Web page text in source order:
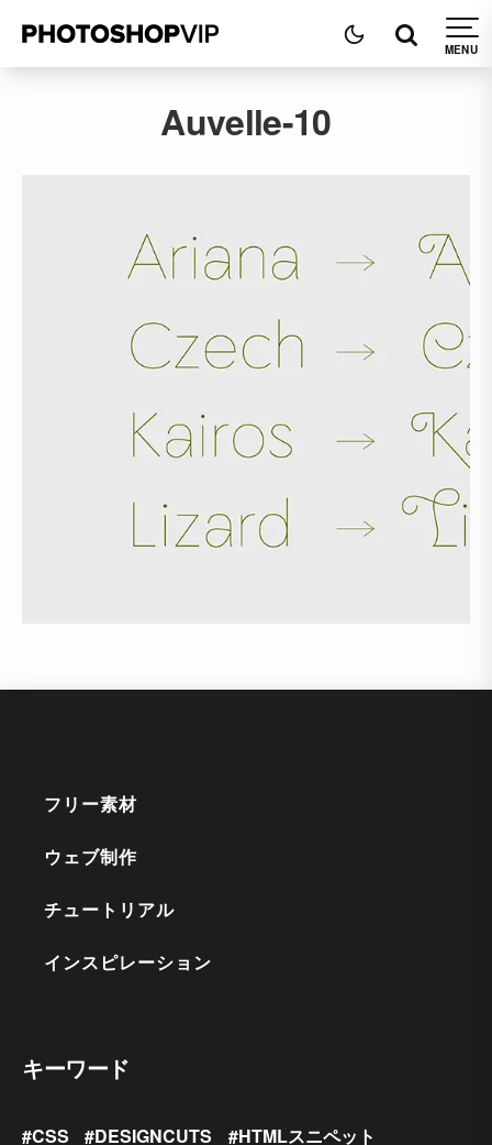
Auvelle-10
フリー素材
ウェブ制作
チュートリアル
インスピレーション
キーワード
CSS DESIGNCUTS
HTMLスニペット